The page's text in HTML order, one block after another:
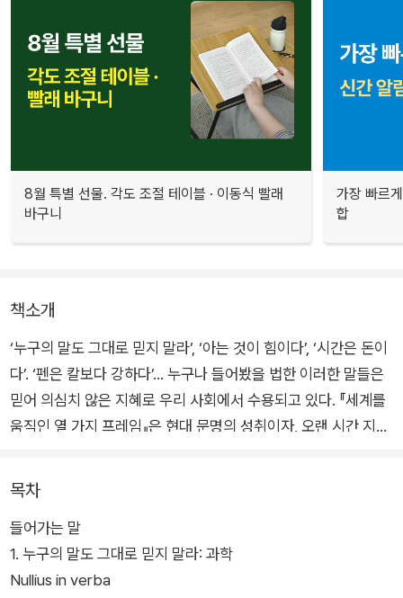
8월 특별 선물. 각도 조절 테이블 · 이동식 빨래
바구니
가장 빠르
합
책소개
‘누구의 말도 그대로 믿지 말라’, ‘아는 것이 힘이다’, ‘시간은 돈이
다’. ‘펜은 칼보다 강하다’… 누구나 들어봤을 법한 이러한 말들은
믿어 의심치 않은 지혜로 우리 사회에서 수용되고 있다. 『세계를
움직인 열 가지 프레임』은 현대 문명의 성취이자, 오랜 시간 지켜
사와 우리의 생각에 어떤 영향을 끼쳤는지 파헤친다.
과학은 가치중립적인 이성의 최고봉이고, 교육은 우리를 인간답
게 만드는 교양의 중심이며, 시간은 효율적으로 활용해 가치를 창
출할 수 있는 자원, 글은 모든 생각과 사건을 표현할 수 있는 마법
목차
들어가는 말
1. 누구의 말도 그대로 믿지 말라: 과학
Nullius in verba